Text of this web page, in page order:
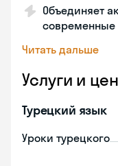
Объединяет
современные
Читать дальше
Услуги и
Турецкий язык
Уроки турецкого